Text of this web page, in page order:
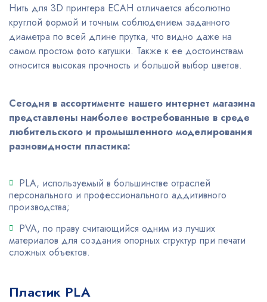
Нить для 3D принтера ЕСАН отличается абсолютно
круглой формой и точным соблюдением заданного
диаметра по всей длине прутка, что видно даже на
самом простом фото катушки. Также к ее достоинствам
относится высокая прочность и большой выбор цветов.
Сегодня в ассортименте нашего интернет магазина
представлены наиболее востребованные в среде
любительского и промышленного моделирования
разновидности пластика:
PLA, используемый в большинстве отраслей
персонального и профессионального аддитивного
производства;
PVA, по праву считающийся одним из лучших
материалов для создания опорных структур при печати
сложных объектов.
Пластик PLA